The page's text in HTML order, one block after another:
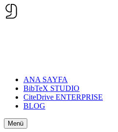
ANA SAYFA
BibTeX STUDIO
CiteDrive ENTERPRISE
BLOG
Menü